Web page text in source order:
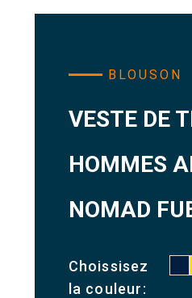
BLOUSON
VESTE DE
HOMMES
NOMAD
Choissisez
la couleur: